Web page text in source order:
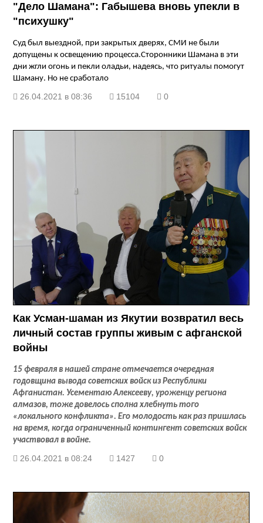
"Дело Шамана": Габышева вновь упекли в
"психушку"
Суд был выездной, при закрытых дверях, СМИ не были
допущены к освещению процесса.Сторонники Шамана в эти
дни жгли огонь и пекли оладьи, надеясь, что ритуалы помогут
Шаману. Но не сработало
26.04.2021 в 08:36 15104 0
Как Усман-шаман из Якутии возвратил весь
личный состав группы живым с афганской
войны
15 февраля в нашей стране отмечается очередная
годовщина вывода советских войск из Республики
Афганистан. Усементаю Алексееву, уроженцу региона
алмазов, тоже довелось сполна хлебнуть того
«локального конфликта». Его молодость как раз пришлась
на время, когда ограниченный контингент советских войск
участвовал в войне.
26.04.2021 в 08:24 1427 0